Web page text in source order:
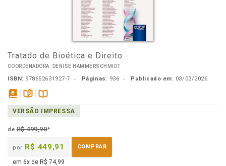
Tratado de Bioética e Direito
COORDENADORA: DENISE HAMMERSCHMIDT
ISBN: 978652631927-7 Páginas: 936 Publicado em: 03/03/2026
disponível
em
páginasDisponível
na
VERSÃO IMPRESSA
deR$ 499,90*
por R$ 449,91 COMPRAR
em 6x de R$ 74,99